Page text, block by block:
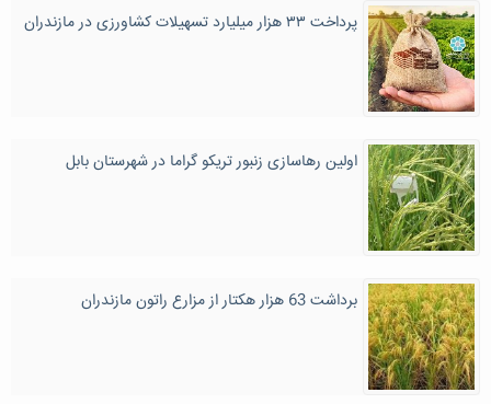
پرداخت ۳۳ هزار میلیارد تسهیلات کشاورزی در مازندران
اولین رهاسازی زنبور تریکو گراما در شهرستان بابل
برداشت 63 هزار هکتار از مزارع راتون مازندران